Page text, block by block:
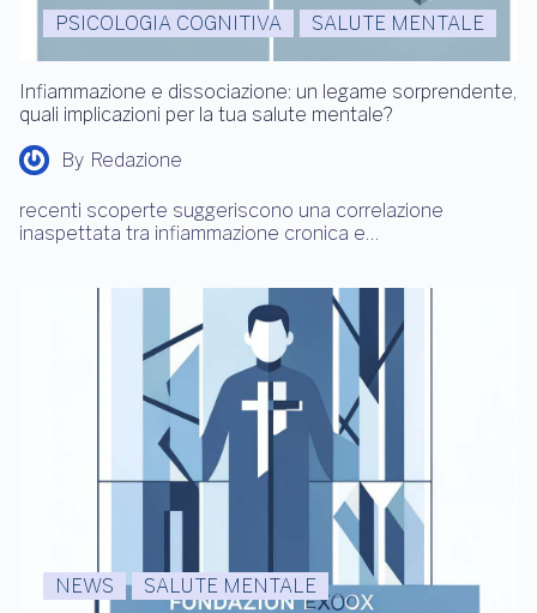
PSICOLOGIA COGNITIVA SALUTE MENTALE
Infiammazione e dissociazione: un legame sorprendente,
quali implicazioni per la tua salute mentale?
By Redazione
recenti scoperte suggeriscono una correlazione
inaspettata tra infiammazione cronica e…
NEWS SALUTE MENTALE